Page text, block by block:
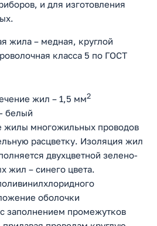
и для изготовления
жила – медная, круглой
класса 5 по ГОСТ
жил – 1,5 мм2
белый
жилы многожильных проводов
расцветку. Изоляция жил
двухцветной зелено-
жил – синего цвета.
оболочки
заполнением промежутков